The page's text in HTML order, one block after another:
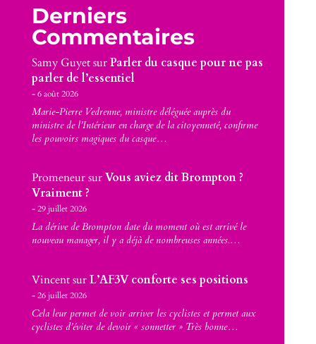
Derniers
Commentaires
Samy GuyetsurParler du casque pour ne pas
parler de l’essentiel
6 août 2026
Marie-Pierre Vedrenne, ministre déléguée auprès du
ministre de l’Intérieur en charge de la citoyenneté, confirme
les pouvoirs magiques du casque…
PromeneursurVous aviez dit Brompton ?
Vraiment ?
29 juillet 2026
La dérive de Brompton date du moment où est arrivé le
nouveau manager, il y a déjà de nombreuses années.…
VincentsurL’AF3V conforte ses positions
26 juillet 2026
Cela leur permet de voir arriver les cyclistes et permet aux
cyclistes d’éviter de devoir « sonnetter » Très bonne…